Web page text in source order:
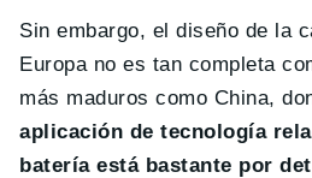
Sin embargo, el diseño de la
Europa no es tan completa
más maduros como China,
aplicación de tecnología
batería está bastante por